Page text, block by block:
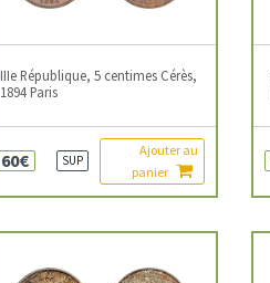
IIIe République, 5 centimes Cérès,
1894 Paris
60€ SUP
Ajouter au
panier